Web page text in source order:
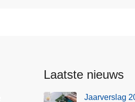
Laatste nieuws
Jaarverslag